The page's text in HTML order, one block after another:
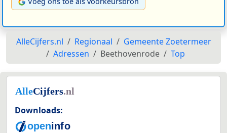
AlleCijfers.nl Regionaal
Gemeente Zoetermeer
Adressen
Beethovenrode Top
Downloads: